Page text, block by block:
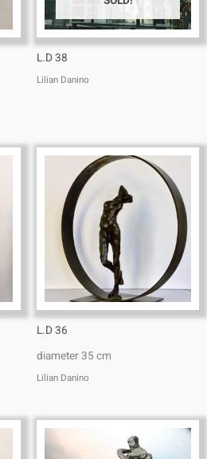
L.D 38
Lilian Danino
L.D 36
diameter 35 cm
Lilian Danino